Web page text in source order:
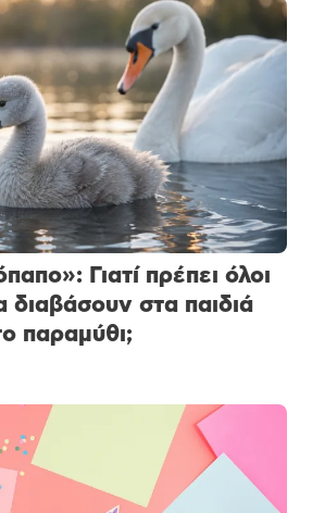
Γιατί πρέπει όλοι
διαβάσουν στα παιδιά
παραμύθι;